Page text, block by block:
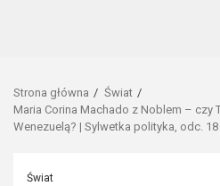
Strona główna
Świat
Maria Corina Machado z Noblem – czy
Wenezuelą? | Sylwetka polityka, odc. 18
Świat